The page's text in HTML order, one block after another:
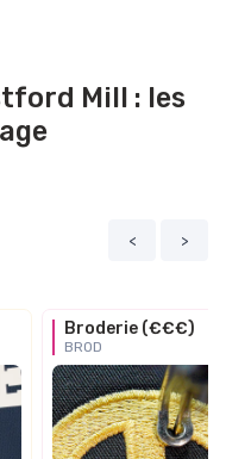
Mill : les
< >
Broderie (€€€)
BROD